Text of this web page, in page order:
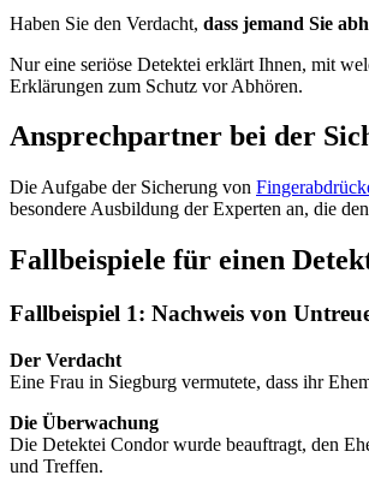
Haben Sie den Verdacht, dass jemand Sie
Nur eine seriöse Detektei erklärt Ihnen, mit
Erklärungen zum Schutz vor Abhören.
Ansprechpartner bei der
Die Aufgabe der Sicherung von
besondere Ausbildung der Experten an, die
Fallbeispiele für einen
Fallbeispiel 1: Nachweis von
Der Verdacht
Eine Frau in Siegburg vermutete, dass ihr
Die Überwachung
Die Detektei Condor wurde beauftragt, den
und Treffen.